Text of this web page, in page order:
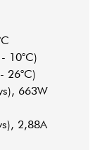
10°C)
26°C)
663W
2,88A